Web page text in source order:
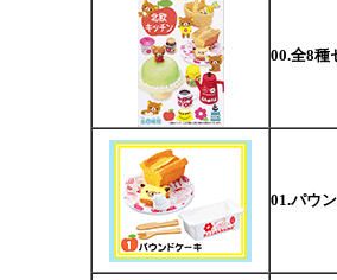
00.全8種
01.パウ